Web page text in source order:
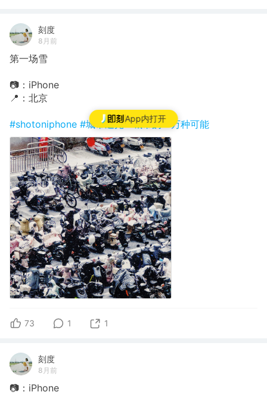
App内打开
刻度
8月前
第一场雪
📷：iPhone
📍：北京
#shotoniphone #城市追光#城市的一万种可能
73 1 1
刻度
8月前
📷：iPhone